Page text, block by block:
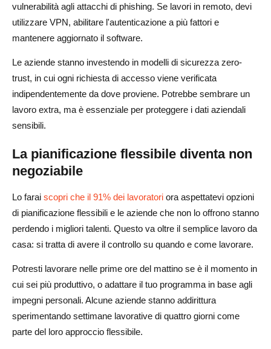
vulnerabilità agli attacchi di phishing. Se lavori in remoto, devi
utilizzare VPN, abilitare l'autenticazione a più fattori e
mantenere aggiornato il software.
Le aziende stanno investendo in modelli di sicurezza zero-
trust, in cui ogni richiesta di accesso viene verificata
indipendentemente da dove proviene. Potrebbe sembrare un
lavoro extra, ma è essenziale per proteggere i dati aziendali
sensibili.
La pianificazione flessibile diventa non
negoziabile
Lo farai scopri che il 91% dei lavoratori ora aspettatevi opzioni
di pianificazione flessibili e le aziende che non lo offrono stanno
perdendo i migliori talenti. Questo va oltre il semplice lavoro da
casa: si tratta di avere il controllo su quando e come lavorare.
Potresti lavorare nelle prime ore del mattino se è il momento in
cui sei più produttivo, o adattare il tuo programma in base agli
impegni personali. Alcune aziende stanno addirittura
sperimentando settimane lavorative di quattro giorni come
parte del loro approccio flessibile.